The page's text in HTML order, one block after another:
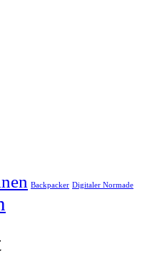
Backpacker Digitaler Normade